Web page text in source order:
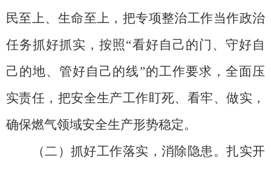
民至上、生命至上，把专项整治工作当作政治
任务抓好抓实，按照“看好自己的门、守好自
己的地、管好自己的线”的工作要求，全面压
实责任，把安全生产工作盯死、看牢、做实，
确保燃气领域安全生产形势稳定。
（二）抓好工作落实，消除隐患。扎实开